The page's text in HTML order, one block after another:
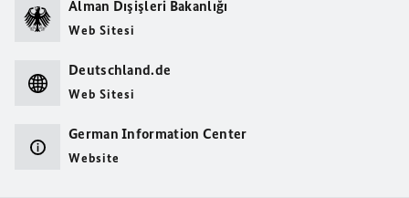
Alman Dışişleri Bakanlığı
Web Sitesi
Deutschland.de
Web Sitesi
German Information Center
Website